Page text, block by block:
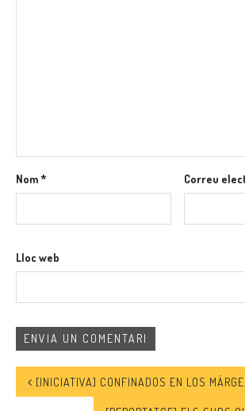
Nom* Correu
Lloc web
[INICIATIVA] CONFINADOS EN LOS MÁRGENES